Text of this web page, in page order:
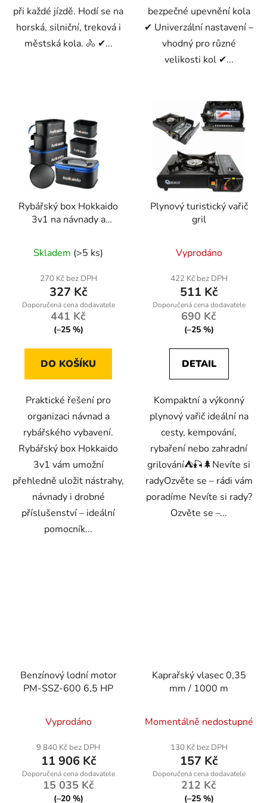
při každé jízdě. Hodí se na
horská, silniční, treková i
městská kola. 🚴 ✔...
bezpečné upevnění kola
✔ Univerzální nastavení –
vhodný pro různé
velikosti kol ✔...
Rybářský box Hokkaido
3v1 na návnady a
oddělenými přihrádkami
Skladem (>5 ks)
270 Kč bez DPH
327 Kč
441 Kč
(–25 %)
DO KOŠÍKU
Praktické řešení pro
organizaci návnad a
rybářského vybavení.
Rybářský box Hokkaido
3v1 vám umožní
přehledně uložit nástrahy,
návnady i drobné
příslušenství – ideální
pomocník...
Plynový turistický vařič
gril
Vyprodáno
422 Kč bez DPH
511 Kč
690 Kč
(–25 %)
DETAIL
Kompaktní a výkonný
plynový vařič ideální na
cesty, kempování,
rybaření nebo zahradní
grilování⛺🎣🌲Nevíte si
radyOzvěte se – rádi vám
poradíme Nevíte si rady?
Ozvěte se –...
Benzínový lodní motor
PM-SSZ-600 6,5 HP
Vyprodáno
9 840 Kč bez DPH
11 906 Kč
15 035 Kč
(–20 %)
Kaprařský vlasec 0,35
mm / 1000 m
Momentálně nedostupné
130 Kč bez DPH
157 Kč
212 Kč
(–25 %)